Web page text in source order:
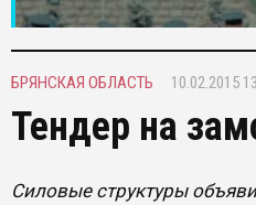
БРЯНСКАЯ ОБЛАСТЬ 10.02.2015
Тендер на
Силовые структуры